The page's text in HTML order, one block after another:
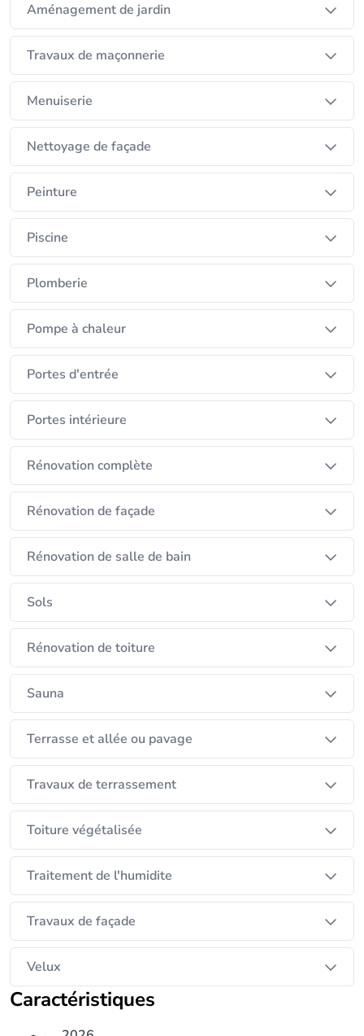
Aménagement de jardin
Travaux de maçonnerie
Menuiserie
Nettoyage de façade
Peinture
Piscine
Plomberie
Pompe à chaleur
Portes d'entrée
Portes intérieure
Rénovation complète
Rénovation de façade
Rénovation de salle de bain
Sols
Rénovation de toiture
Sauna
Terrasse et allée ou pavage
Travaux de terrassement
Toiture végétalisée
Traitement de l'humidite
Travaux de façade
Velux
Caractéristiques